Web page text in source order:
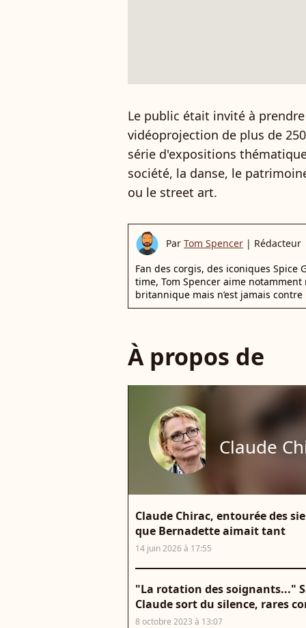
Le public était invité à
vidéoprojection de plus de
série d'expositions
société, la danse, le
ou le street art.
Par Tom Spencer | Rédacteur
Fan des corgis, des iconiques Spice
time, Tom Spencer aime
britannique mais n’est jamais
À propos de
Claude
Claude Chirac, entourée des
que Bernadette aimait tant
14 juin 2026 à 17:55
"La rotation des soignants..."
Claude sort du silence, rares
8 octobre 2023 à 13:07